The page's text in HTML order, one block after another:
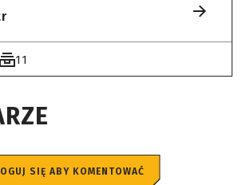
11
SIĘ ABY KOMENTOWAĆ